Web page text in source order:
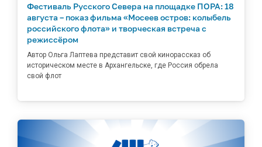
Фестиваль Русского Севера на площадке ПОРА: 18
августа – показ фильма «Мосеев остров: колыбель
российского флота» и творческая встреча с
режиссёром
Автор Ольга Лаптева представит свой кинорассказ об
историческом месте в Архангельске, где Россия обрела
свой флот